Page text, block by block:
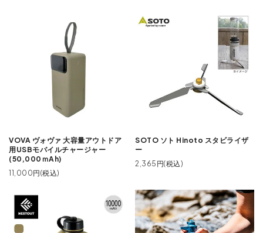
VOVA ヴォヴァ 大容量アウトドア
用USBモバイルチャージャー
(50,000ｍAh)
11,000円(税込)
SOTO ソト Hinoto スタビライザ
ー
2,365円(税込)